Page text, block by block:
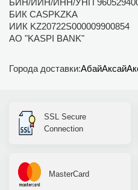
БИН/ИИН/ИНН/УНП
БИК CASPKZKA
ИИК KZ20722S000009900854
АО "KASPI BANK"
Города доставки:АбайАксай
SSL Secure
Connection
MasterCard